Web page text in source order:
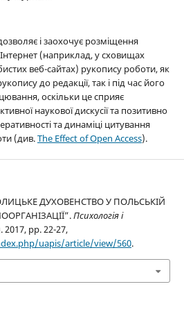
і заохочує розміщення
(наприклад, у сховищах
веб-сайтах) рукопису роботи, як
до редакції, так і під час його
оскільки це сприяє
наукової дискусії та позитивно
та динаміці цитування
(див.The Effect of Open Access).
ДУХОВЕНСТВО У ПОЛЬСЬКІЙ
Психологія і
2017, pp. 22-27,
uapis/article/view/560.